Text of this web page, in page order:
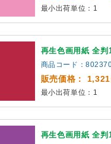
最小出荷単位：1
再生色画用紙 全判
商品コード：
販売価格：
最小出荷単位：1
再生色画用紙 全判